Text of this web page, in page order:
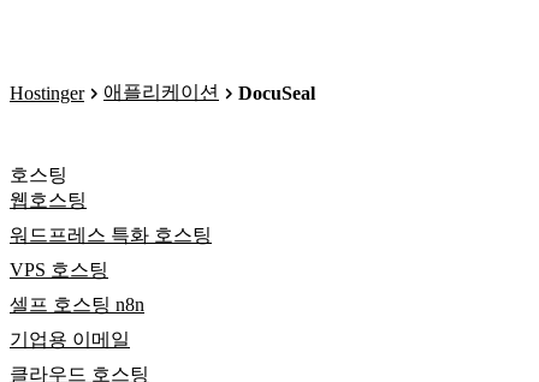
Hostinger 애플리케이션 DocuSeal
호스팅
웹호스팅
워드프레스 특화 호스팅
VPS 호스팅
셀프 호스팅 n8n
기업용 이메일
클라우드 호스팅